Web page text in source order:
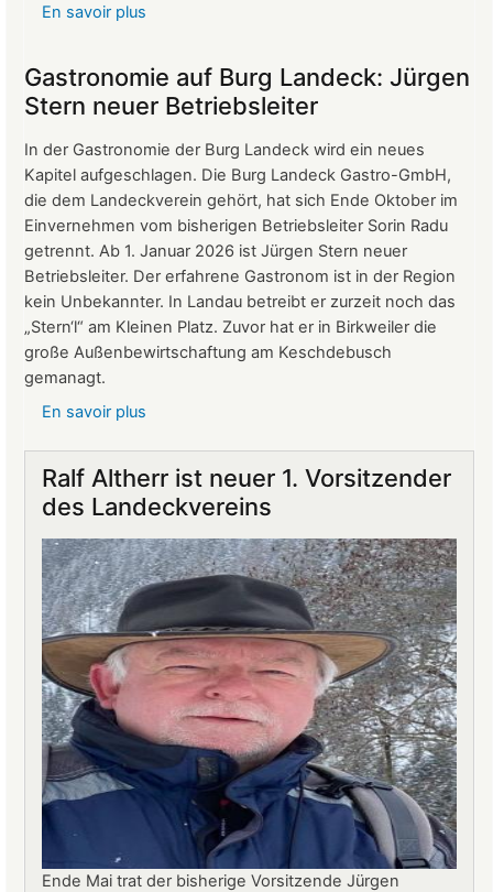
En savoir plus
der
Mitgliederversammlung
vom
24.
März
2026
Gastronomie auf Burg Landeck: Jürgen
Stern neuer Betriebsleiter
In der Gastronomie der Burg Landeck wird ein neues
Kapitel aufgeschlagen. Die Burg Landeck Gastro-GmbH,
die dem Landeckverein gehört, hat sich Ende Oktober im
Einvernehmen vom bisherigen Betriebsleiter Sorin Radu
getrennt. Ab 1. Januar 2026 ist Jürgen Stern neuer
Betriebsleiter. Der erfahrene Gastronom ist in der Region
kein Unbekannter. In Landau betreibt er zurzeit noch das
„Stern‘l“ am Kleinen Platz. Zuvor hat er in Birkweiler die
große Außenbewirtschaftung am Keschdebusch
gemanagt.
En savoir plus
Burg
Landeck:
Jürgen
Stern
neuer
Betriebsleiter
Ralf Altherr ist neuer 1. Vorsitzender
des Landeckvereins
Ende Mai trat der bisherige Vorsitzende Jürgen